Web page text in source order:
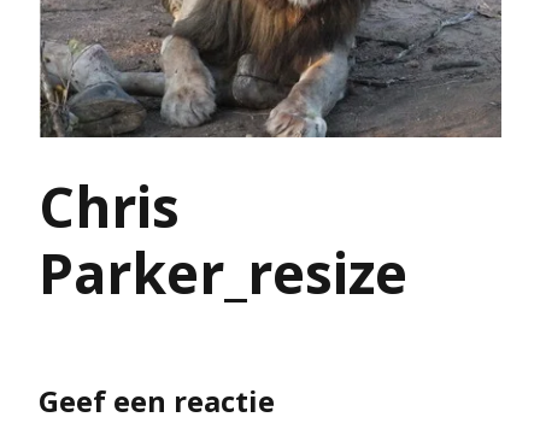
Chris
Parker_resize
Geef een reactie